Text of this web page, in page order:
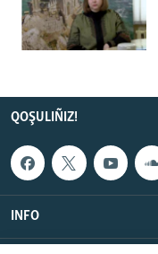
QOŞULIÑIZ!
INFO